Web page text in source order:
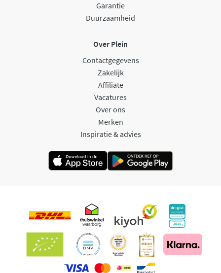
Garantie
Duurzaamheid
Over Plein
Contactgegevens
Zakelijk
Affiliate
Vacatures
Over ons
Merken
Inspiratie & advies